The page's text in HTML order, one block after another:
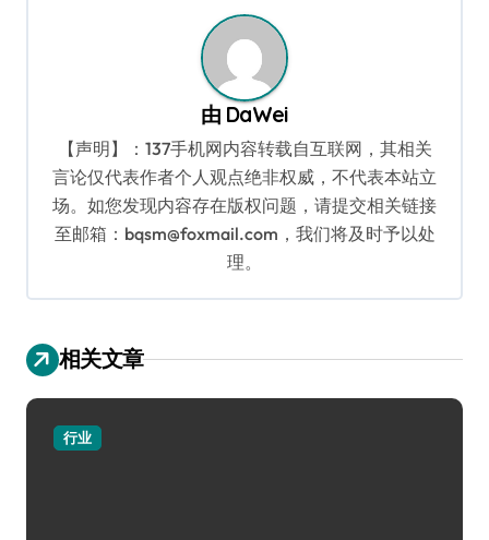
由 DaWei
【声明】：137手机网内容转载自互联网，其相关
言论仅代表作者个人观点绝非权威，不代表本站立
场。如您发现内容存在版权问题，请提交相关链接
至邮箱：bqsm@foxmail.com，我们将及时予以处
理。
相关文章
行业